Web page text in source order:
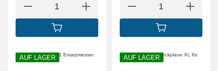
IN DEN WARENKORB IN DEN
AUF LAGER AUF LAGER